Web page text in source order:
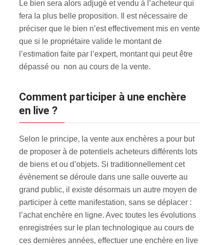
Le bien sera alors adjugé et vendu à l’acheteur qui
fera la plus belle proposition. Il est nécessaire de
préciser que le bien n’est effectivement mis en vente
que si le propriétaire valide le montant de
l’estimation faite par l’expert, montant qui peut être
dépassé ou non au cours de la vente.
Comment participer à une enchère
en live ?
Selon le principe, la vente aux enchères a pour but
de proposer à de potentiels acheteurs différents lots
de biens et ou d’objets. Si traditionnellement cet
évènement se déroule dans une salle ouverte au
grand public, il existe désormais un autre moyen de
participer à cette manifestation, sans se déplacer :
l’achat enchère en ligne. Avec toutes les évolutions
enregistrées sur le plan technologique au cours de
ces dernières années, effectuer une enchère en live